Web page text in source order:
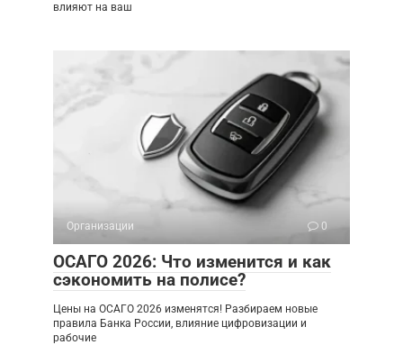
влияют на ваш
Организации 0
ОСАГО 2026: Что изменится и как
сэкономить на полисе?
Цены на ОСАГО 2026 изменятся! Разбираем новые
правила Банка России, влияние цифровизации и
рабочие